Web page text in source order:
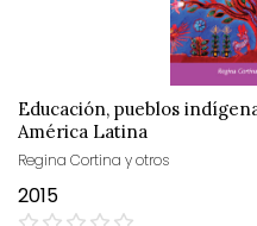
Educación, pueblos
América Latina
Regina Cortina y otros
2015